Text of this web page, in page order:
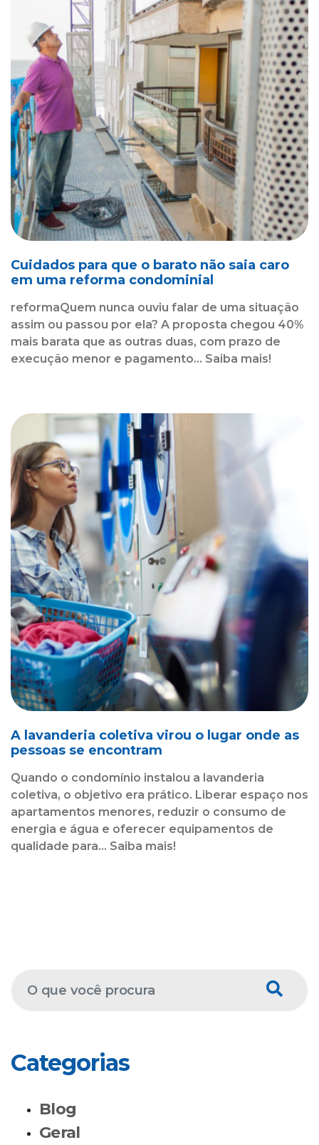
Cuidados para que o barato não saia caro
em uma reforma condominial
reformaQuem nunca ouviu falar de uma situação
assim ou passou por ela? A proposta chegou 40%
mais barata que as outras duas, com prazo de
execução menor e pagamento... Saiba mais!
A lavanderia coletiva virou o lugar onde as
pessoas se encontram
Quando o condomínio instalou a lavanderia
coletiva, o objetivo era prático. Liberar espaço nos
apartamentos menores, reduzir o consumo de
energia e água e oferecer equipamentos de
qualidade para... Saiba mais!
Categorias
Blog
Geral